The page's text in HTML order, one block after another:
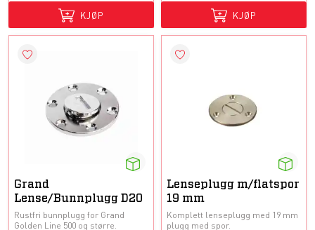
KJØP KJØP
Grand
Lense/Bunnplugg D20
Rustfri bunnplugg for Grand
Golden Line 500 og større.
Lenseplugg m/flatspor
19 mm
Komplett lenseplugg med 19 mm
plugg med spor.